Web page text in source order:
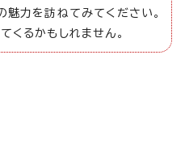
魅力を訪ねてみてください。
くるかもしれません。